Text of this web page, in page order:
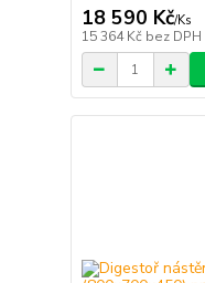
18 590 Kč/Ks
15 364 Kč bez DPH